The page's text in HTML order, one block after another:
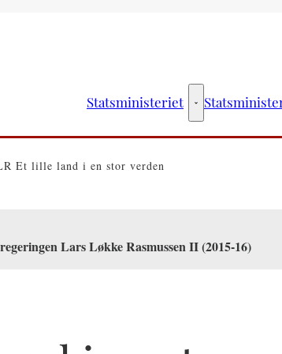
Statsministeriet Statsministeriet -
Et lille land i en stor verden
Lars Løkke Rasmussen II (2015-16)